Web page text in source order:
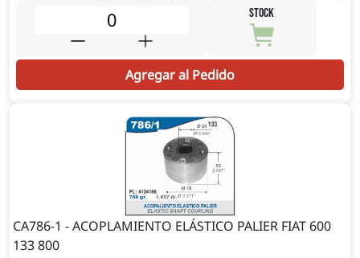
STOCK
Agregar al Pedido
CA786-1 - ACOPLAMIENTO ELÁSTICO PALIER FIAT 600
133 800